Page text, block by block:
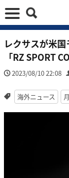
レクサスが米
「RZ SPORT
2023/08/10 22:08
海外ニュース